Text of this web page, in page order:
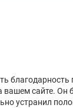
благодарность
вашем сайте. Он
устранил